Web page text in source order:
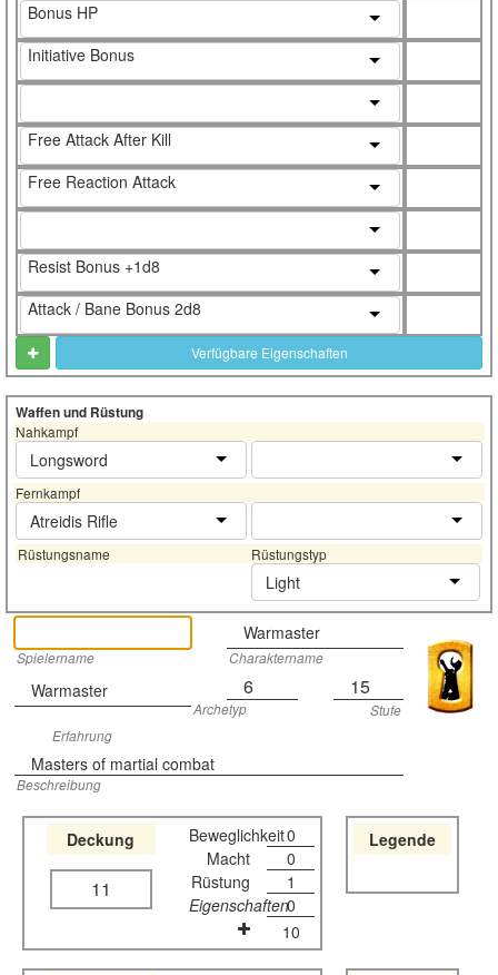
Bonus HP
Initiative Bonus
Free Attack After Kill
Free Reaction Attack
Resist Bonus +1d8
Attack / Bane Bonus 2d8
Verfügbare Eigenschaften
Waffen und Rüstung
Nahkampf
Longsword
Fernkampf
Atreidis Rifle
Rüstungsname Rüstungstyp
Light
Warmaster
Spielername Charaktername
Warmaster 6 15
Archetyp
Stufe
Erfahrung
Masters of martial combat
Beschreibung
Deckung
11
Beweglichkeit0
Macht
0
Rüstung
1
Eigenschaften0
10
Legende